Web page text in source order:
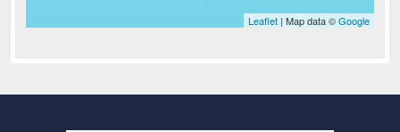
Leaflet | Map data ©Google